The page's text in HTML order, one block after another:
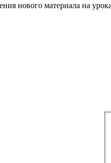
нового материала на